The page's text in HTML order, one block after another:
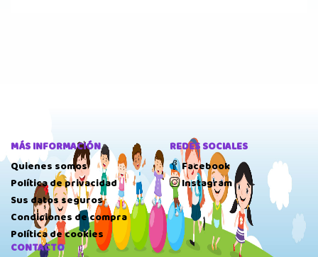
MÁS INFORMACIÓN
Quienes somos
Política de privacidad
Sus datos seguros
Condiciones de compra
Política de cookies
REDES SOCIALES
Facebook
Instagram
CONTACTO